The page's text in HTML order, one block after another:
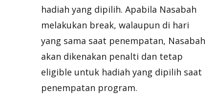
hadiah yang dipilih. Apabila Nasabah
melakukan break, walaupun di hari
yang sama saat penempatan, Nasabah
akan dikenakan penalti dan tetap
eligible untuk hadiah yang dipilih saat
penempatan program.